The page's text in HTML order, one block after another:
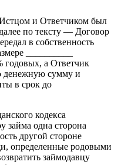
и Ответчиком был
по тексту — Договор
в собственность
__________
годовых, а Ответчик
денежную сумму и
в срок до
кодекса
займа одна сторона
другой стороне
определенные родовыми
займодавцу